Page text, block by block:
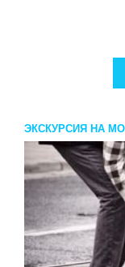
ЭКСКУРСИЯ НА